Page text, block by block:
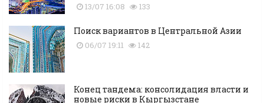
13/07 16:08 133
Поиск вариантов в Центральной Азии
06/07 19:11 142
Конец тандема: консолидация власти и
новые риски в Кыргызстане